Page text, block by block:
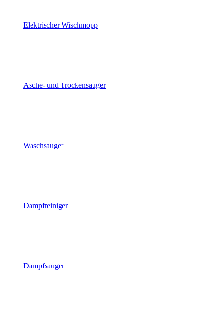
Elektrischer Wischmopp
Asche- und Trockensauger
Waschsauger
Dampfreiniger
Dampfsauger